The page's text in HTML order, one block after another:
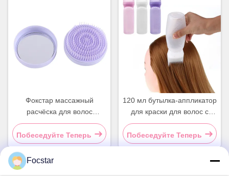
Фокстар массажный
расчёска для волос
Встроенный в зеркало
Круглый пластиковый
щетка для волос
Фиолетовая
Побеседуйте Теперь
120 мл бутылка-аппликатор
для краски для волос с
кисточкой, розовая
бутылка-расческа для
краски для волос
Побеседуйте Теперь
Focstar